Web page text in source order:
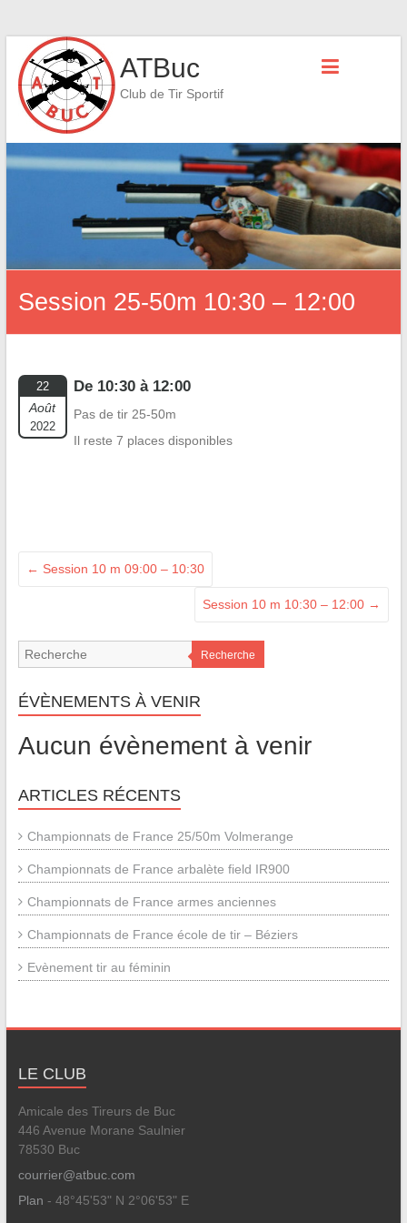
content
ATBuc
Club de Tir Sportif
Session 25-50m 10:30 – 12:00
22
Août
2022
De 10:30 à 12:00
Pas de tir 25-50m
Il reste 7 places disponibles
← Session 10 m 09:00 – 10:30
Session 10 m 10:30 – 12:00 →
Recherche
ÉVÈNEMENTS À VENIR
Aucun évènement à venir
ARTICLES RÉCENTS
Championnats de France 25/50m Volmerange
Championnats de France arbalète field IR900
Championnats de France armes anciennes
Championnats de France école de tir – Béziers
Evènement tir au féminin
LE CLUB
Amicale des Tireurs de Buc
446 Avenue Morane Saulnier
78530 Buc
courrier@atbuc.com
Plan - 48°45'53" N 2°06'53" E